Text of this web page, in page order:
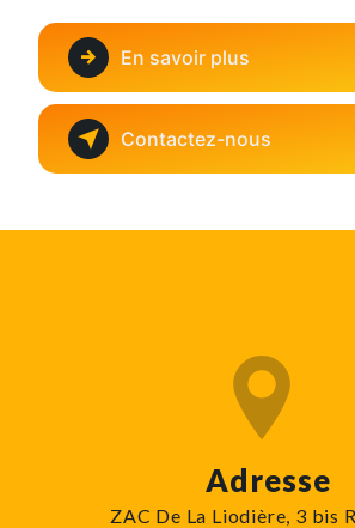
En savoir plus
Contactez-nous
Adresse
ZAC De La Liodière, 3 bis